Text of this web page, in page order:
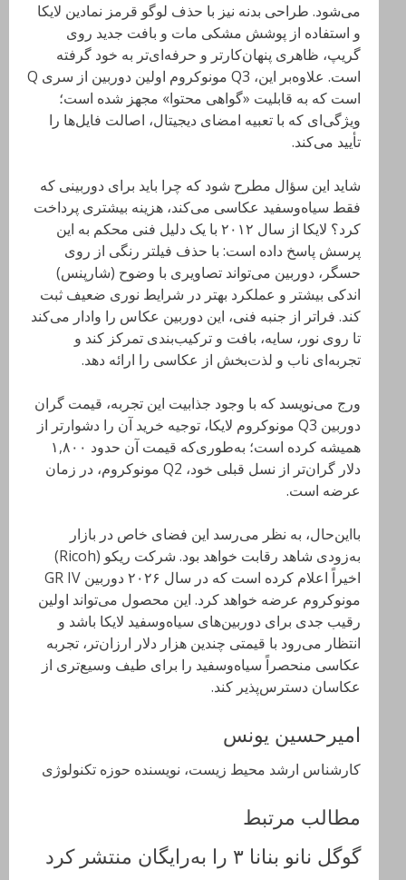
می‌شود. طراحی بدنه نیز با حذف لوگو قرمز نمادین لایکا
و استفاده از پوشش مشکی مات و بافت جدید روی
گریپ، ظاهری پنهان‌کارتر و حرفه‌ای‌تر به خود گرفته
است. علاوه‌بر این، Q3 مونوکروم اولین دوربین از سری Q
است که به قابلیت «گواهی محتوا» مجهز شده است؛
ویژگی‌ای که با تعبیه امضای دیجیتال، اصالت فایل‌ها را
تأیید می‌کند.
شاید این سؤال مطرح شود که چرا باید برای دوربینی که
فقط سیاه‌وسفید عکاسی می‌کند، هزینه بیشتری پرداخت
کرد؟ لایکا از سال ۲۰۱۲ با یک دلیل فنی محکم به این
پرسش پاسخ داده است: با حذف فیلتر رنگی از روی
حسگر، دوربین می‌تواند تصاویری با وضوح (شارپنس)
اندکی بیشتر و عملکرد بهتر در شرایط نوری ضعیف ثبت
کند. فراتر از جنبه فنی، این دوربین عکاس را وادار می‌کند
تا روی نور، سایه، بافت و ترکیب‌بندی تمرکز کند و
تجربه‌ای ناب و لذت‌بخش از عکاسی را ارائه دهد.
ورج می‌نویسد که با وجود جذابیت این تجربه، قیمت گران
دوربین Q3 مونوکروم لایکا، توجیه خرید آن را دشوارتر از
همیشه کرده است؛ به‌طوری‌که قیمت آن حدود ۱,۸۰۰
دلار گران‌تر از نسل قبلی خود، Q2 مونوکروم، در زمان
عرضه است.
با‌این‌حال، به نظر می‌رسد این فضای خاص در بازار
به‌زودی شاهد رقابت خواهد بود. شرکت ریکو (Ricoh)
اخیراً اعلام کرده است که در سال ۲۰۲۶ دوربین GR IV
مونوکروم عرضه خواهد کرد. این محصول می‌تواند اولین
رقیب جدی برای دوربین‌های سیاه‌وسفید لایکا باشد و
انتظار می‌رود با قیمتی چندین هزار دلار ارزان‌تر، تجربه
عکاسی منحصراً سیاه‌وسفید را برای طیف وسیع‌تری از
عکاسان دسترس‌پذیر کند.
امیرحسین یونس
کارشناس ارشد محیط زیست، نویسنده حوزه تکنولوژی
مطالب مرتبط
گوگل نانو بنانا ۳ را به‌‌رایگان منتشر کرد